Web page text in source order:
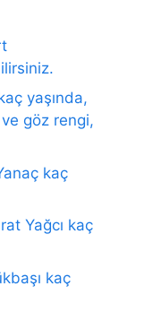
yaşında,
göz rengi,
kaç
Yağcı kaç
kaç